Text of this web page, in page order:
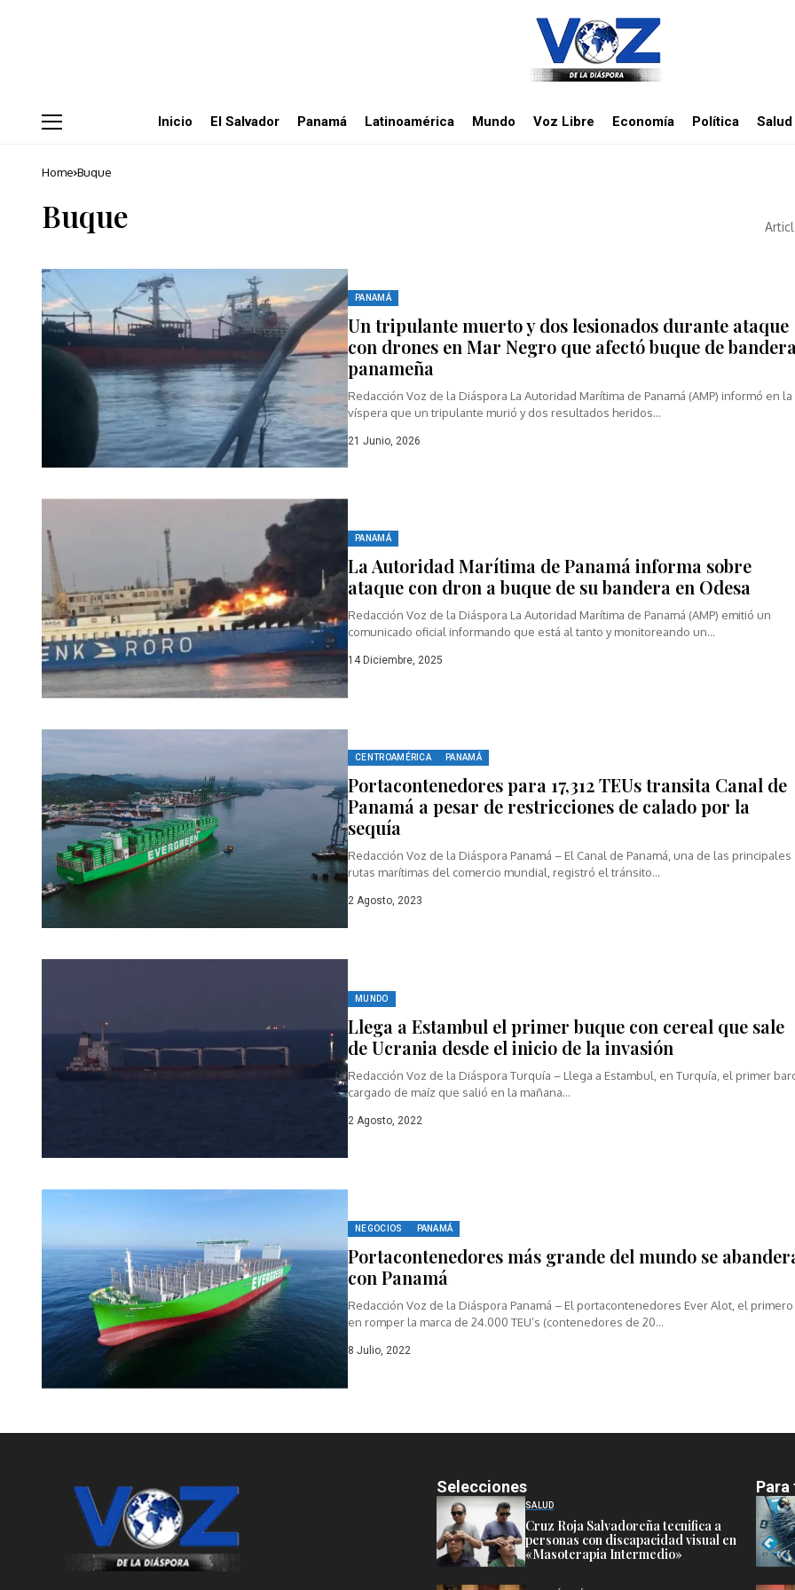
Inicio El Salvador Panamá Latinoamérica Mundo Voz Libre Economía Política Salud
Home Buque
Buque
PANAMÁ
Un tripulante muerto y dos lesionados durante ataque
con drones en Mar Negro que afectó buque de bandera
panameña
Redacción Voz de la Diáspora La Autoridad Marítima de Panamá (AMP) informó en la
víspera que un tripulante murió y dos resultados heridos...
21 Junio, 2026
PANAMÁ
La Autoridad Marítima de Panamá informa sobre
ataque con dron a buque de su bandera en Odesa
Redacción Voz de la Diáspora La Autoridad Marítima de Panamá (AMP) emitió un
comunicado oficial informando que está al tanto y monitoreando un...
14 Diciembre, 2025
CENTROAMÉRICA PANAMÁ
Portacontenedores para 17,312 TEUs transita Canal de
Panamá a pesar de restricciones de calado por la
sequía
Redacción Voz de la Diáspora Panamá – El Canal de Panamá, una de las principales
rutas marítimas del comercio mundial, registró el tránsito...
2 Agosto, 2023
MUNDO
Llega a Estambul el primer buque con cereal que sale
de Ucrania desde el inicio de la invasión
Redacción Voz de la Diáspora Turquía – Llega a Estambul, en Turquía, el primer
cargado de maíz que salió en la mañana...
2 Agosto, 2022
NEGOCIOS PANAMÁ
Portacontenedores más grande del mundo se
con Panamá
Redacción Voz de la Diáspora Panamá – El portacontenedores Ever Alot, el primero
en romper la marca de 24.000 TEU’s (contenedores de 20...
8 Julio, 2022
Selecciones
SALUD
Cruz Roja Salvadoreña tecnifica a
personas con discapacidad visual en
«Masoterapia Intermedio»
Para